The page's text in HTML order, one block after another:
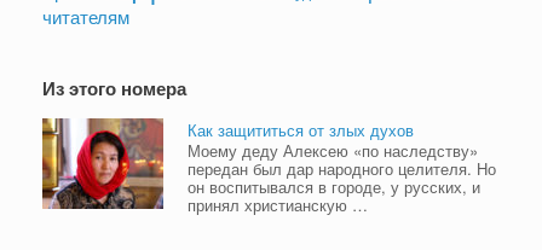
читателям
Из этого номера
Как защититься от злых духов
Моему деду Алексею «по наследству»
передан был дар народного целителя. Но
он воспитывался в городе, у русских, и
принял христианскую …